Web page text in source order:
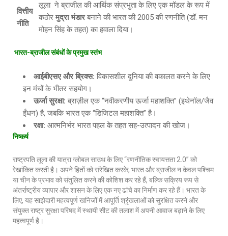
वित्तीय
नीति
लूला ने ब्राजील की आर्थिक संप्रभुता के लिए एक मॉडल के रूप में
कठोर मुद्रा भंडारबनाने की भारत की 2005 की रणनीति (डॉ. मन
मोहन सिंह के तहत) का हवाला दिया।
भारत-ब्राजील संबंधों के प्रमुख स्तंभ
आईबीएसए और ब्रिक्स: विकासशील दुनिया की वकालत करने के लिए
इन मंचों के भीतर सहयोग।
ऊर्जा सुरक्षा: ब्राज़ील एक “नवीकरणीय ऊर्जा महाशक्ति” (इथेनॉल/जैव
ईंधन) है, जबकि भारत एक “डिजिटल महाशक्ति” है।
रक्षा: आत्मनिर्भर भारत पहल के तहत सह-उत्पादन की खोज।
निष्कर्ष
राष्ट्रपति लूला की यात्रा ग्लोबल साउथ के लिए “रणनीतिक स्वायत्तता 2.0” को
रेखांकित करती है। अपने हितों को संरेखित करके, भारत और ब्राजील न केवल पश्चिम
या चीन के प्रभाव को संतुलित करने की कोशिश कर रहे हैं, बल्कि सक्रिय रूप से
अंतर्राष्ट्रीय व्यापार और शासन के लिए एक नए ढांचे का निर्माण कर रहे हैं। भारत के
लिए, यह साझेदारी महत्वपूर्ण खनिजों में आपूर्ति श्रृंखलाओं को सुरक्षित करने और
संयुक्त राष्ट्र सुरक्षा परिषद में स्थायी सीट की तलाश में अपनी आवाज बढ़ाने के लिए
महत्वपूर्ण है।